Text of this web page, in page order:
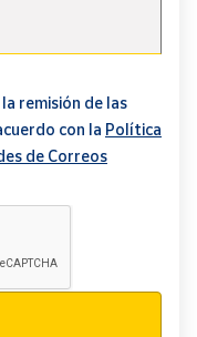
remisión de las
con la Política
de Correos